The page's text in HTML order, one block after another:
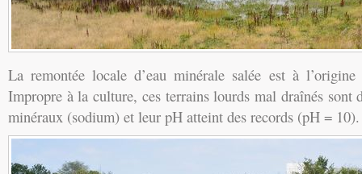
La remontée locale d’eau minérale salée est à
Impropre à la culture, ces terrains lourds mal draînés sont
minéraux (sodium) et leur pH atteint des records (pH = 10).